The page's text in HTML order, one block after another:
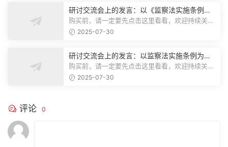
研讨交流会上的发言：以《监察法实施条例》
为纲,推动巡察工作高质量发展
购买前，请一定要先点击这里看看，欢迎持续关
注，精彩模板每天推送预览结束，本文...
2025-07-30
研讨交流会上的发言：以监察法实施条例为纲
推动巡察工作高质量发展
购买前，请一定要先点击这里看看，欢迎持续关
注，精彩模板每天推送预览结束，本文...
2025-07-30
评论 0